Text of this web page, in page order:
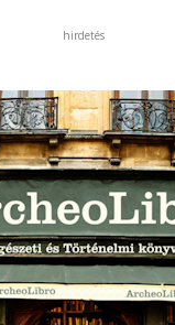
hirdetés